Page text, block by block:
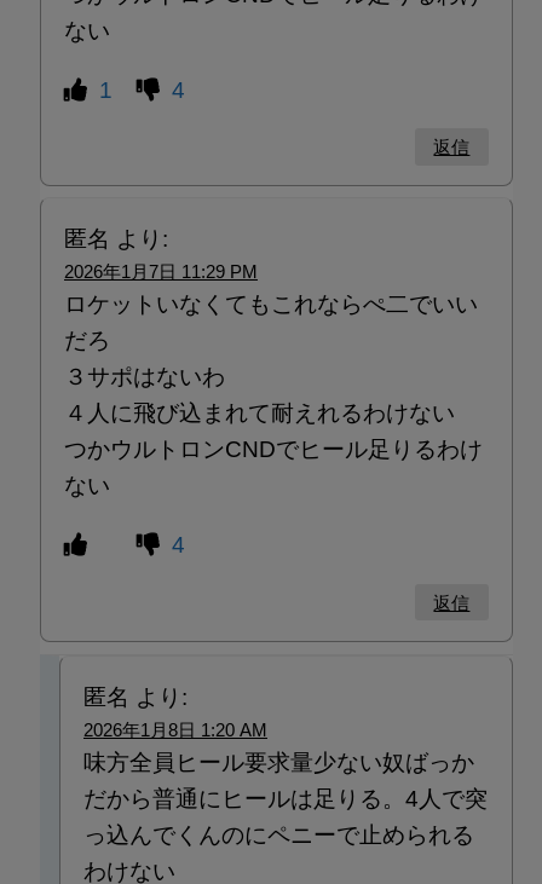
ない
1 4
返信
匿名 より:
2026年1月7日 11:29 PM
ロケットいなくてもこれならぺ二でいい
だろ
３サポはないわ
４人に飛び込まれて耐えれるわけない
つかウルトロンCNDでヒール足りるわけ
ない
4
返信
匿名 より:
2026年1月8日 1:20 AM
味方全員ヒール要求量少ない奴ばっか
だから普通にヒールは足りる。4人で突
っ込んでくんのにペニーで止められる
わけない